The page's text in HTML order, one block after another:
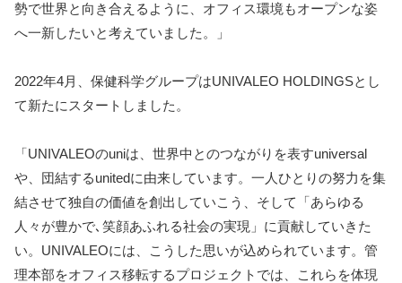
勢で世界と向き合えるように、オフィス環境もオープンな姿
へ一新したいと考えていました。」
2022年4月、保健科学グループはUNIVALEO HOLDINGSとし
て新たにスタートしました。
「UNIVALEOのuniは、世界中とのつながりを表すuniversal
や、団結するunitedに由来しています。一人ひとりの努力を集
結させて独自の価値を創出していこう、そして「あらゆる
人々が豊かで､笑顔あふれる社会の実現」に貢献していきた
い。UNIVALEOには、こうした思いが込められています。管
理本部をオフィス移転するプロジェクトでは、これらを体現